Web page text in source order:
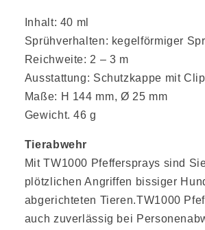
Inhalt: 40 ml
Sprühverhalten: kegelförmiger
Reichweite: 2 – 3 m
Ausstattung: Schutzkappe mit Clip
Maße: H 144 mm, Ø 25 mm
Gewicht. 46 g
Tierabwehr
Mit TW1000 Pfeffersprays sind
plötzlichen Angriffen bissiger
abgerichteten Tieren.TW1000
auch zuverlässig bei